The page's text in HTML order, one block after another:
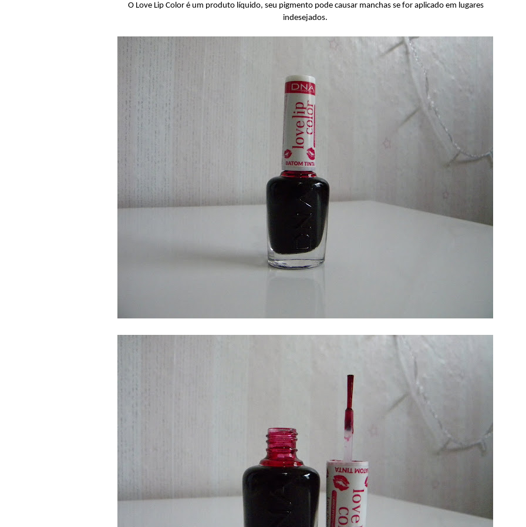
O Love Lip Color é um produto líquido, seu pigmento pode causar manchas se for aplicado em lugares
indesejados.